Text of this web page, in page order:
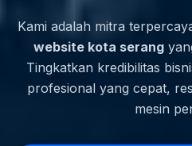
Kami adalah mitra
website kota serang
Tingkatkan kredibilitas
profesional yang cepat,
mesin